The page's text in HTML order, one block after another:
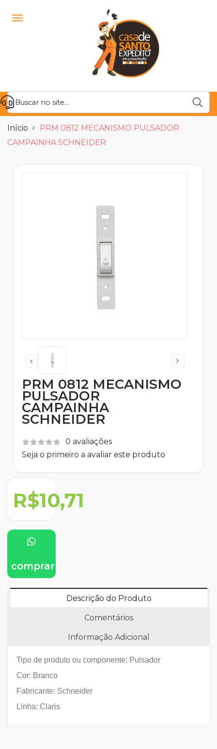
Início
PRM 0812 MECANISMO PULSADOR
CAMPAINHA SCHNEIDER
PRM 0812 MECANISMO
PULSADOR
CAMPAINHA
SCHNEIDER
0 avaliações
Seja o primeiro a avaliar este produto
R$10,71
comprar
Descrição do Produto
Comentários
Informação Adicional
Tipo de produto ou componente: Pulsador
Cor: Branco
Fabricante: Schneider
Linha: Claris